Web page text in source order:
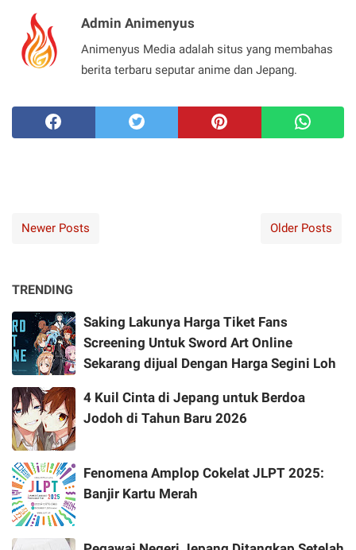
Admin Animenyus
Animenyus Media adalah situs yang membahas
berita terbaru seputar anime dan Jepang.
Newer Posts Older Posts
TRENDING
Saking Lakunya Harga Tiket Fans
Screening Untuk Sword Art Online
Sekarang dijual Dengan Harga Segini Loh
4 Kuil Cinta di Jepang untuk Berdoa
Jodoh di Tahun Baru 2026
Fenomena Amplop Cokelat JLPT 2025:
Banjir Kartu Merah